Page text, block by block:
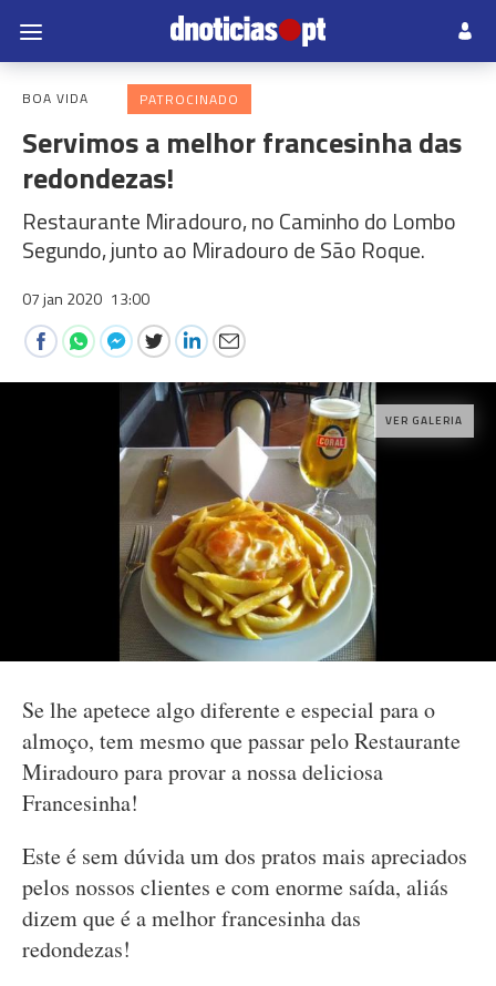
BOA VIDA PATROCINADO
Servimos a melhor francesinha das
redondezas!
Restaurante Miradouro, no Caminho do Lombo
Segundo, junto ao Miradouro de São Roque.
07 jan 2020 13:00
VER GALERIA
Se lhe apetece algo diferente e especial para o
almoço, tem mesmo que passar pelo Restaurante
Miradouro para provar a nossa deliciosa
Francesinha!
Este é sem dúvida um dos pratos mais apreciados
pelos nossos clientes e com enorme saída, aliás
dizem que é a melhor francesinha das
redondezas!